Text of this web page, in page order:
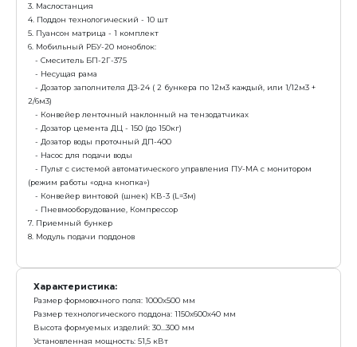
Характеристика:
Размер формовочного поля: 1000х500 мм
Размер технологического поддона: 1150х600х40 мм
Высота формуемых изделий: 30...300 мм
Установленная мощность: 24,2 кВт
Масса: 3 250 кг
Режим работы: механизированный
Преимущества:
Самая бюджетная линия для выпуска бордюра
Выпускает бордюр ГОСТ 1м вертикально (стоя)
Вибропресс+смеситель+конвейер=минимальная
начала работы, с возможностью дальнейшего
Линия Рифей-РАМ-1000-3,5-350-БП